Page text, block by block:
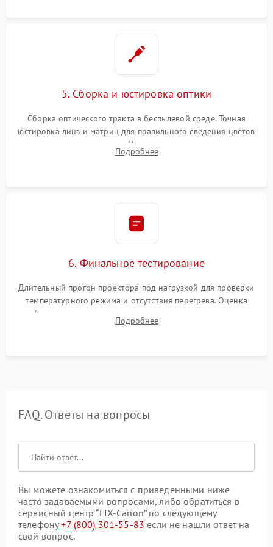
5. Сборка и юстировка оптики
Сборка оптического тракта в беспылевой среде. Точная
юстировка линз и матриц для правильного сведения цветов
и устранения размытия. Надежное подключение всех
шлейфов, установка датчиков и закрытие корпуса
Подробнее
6. Финальное тестирование
Длительный прогон проектора под нагрузкой для проверки
температурного режима и отсутствия перегрева. Оценка
фокуса, контрастности и цветопередачи на тестовых
таблицах. Проверка работы всех видеовходов и кнопок
Подробнее
FAQ. Ответы на вопросы
Вы можете ознакомиться с приведенными ниже
часто задаваемыми вопросами, либо обратиться в
сервисный центр “FIX-Canon” по следующему
телефону+7 (800) 301-55-83 если не нашли ответ на
свой вопрос.